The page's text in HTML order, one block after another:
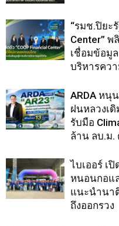
“รมช.ปิยะ
Center”
เชื่อมข้อมู
บริหารควา
ARDA หนุ
ฝนหลวงเ
รับมือ
ล้าน ลบ.ม.
ไบเออร์ เ
หนอนกอแ
แนะนำนา
ถึงออกรวง